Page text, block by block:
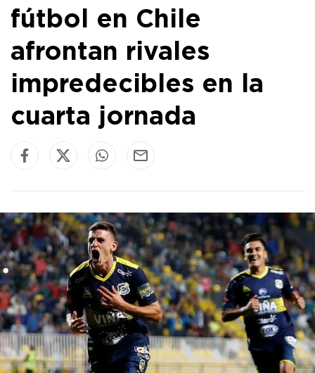
fútbol en Chile
afrontan rivales
impredecibles en la
cuarta jornada